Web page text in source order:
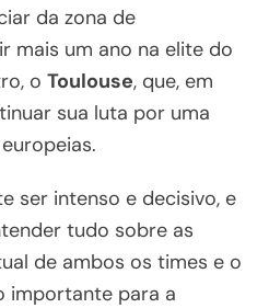
da zona de
mais um ano na elite do
o Toulouse, que, em
sua luta por uma
ser intenso e decisivo, e
tudo sobre as
de ambos os times e o
importante para a